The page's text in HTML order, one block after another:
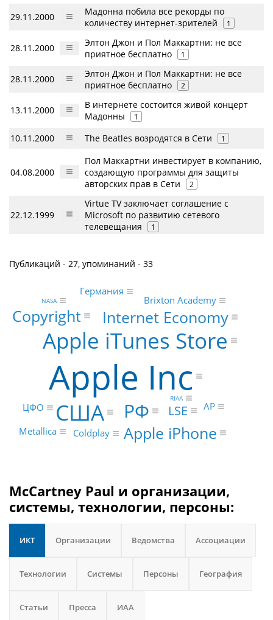
29.11.2000
Мадонна побила все рекорды по
количеству интернет-зрителей
1
28.11.2000
Элтон Джон и Пол Маккартни: не все
приятное бесплатно
1
28.11.2000
Элтон Джон и Пол Маккартни: не все
приятное бесплатно
2
13.11.2000
В интернете состоится живой концерт
Мадонны
1
10.11.2000 The Beatles возродятся в Сети 1
04.08.2000
Пол Маккартни инвестирует в компанию,
создающую программы для защиты
авторских прав в Сети
2
22.12.1999
Virtue TV заключает соглашение с
Microsoft по развитию сетевого
телевещания
1
Публикаций - 27, упоминаний - 33
Apple Inc
Apple iTunes Store
США РФ
Apple iPhone
Internet Economy
Copyright
LSE
Metallica
Brixton Academy
Coldplay
ЦФО
Германия
AP
NASA
RIAA
McCartney Paul и организации,
системы, технологии, персоны:
ИКТ Организации Ведомства Ассоциации
Технологии Системы Персоны География
Статьи Пресса ИАА